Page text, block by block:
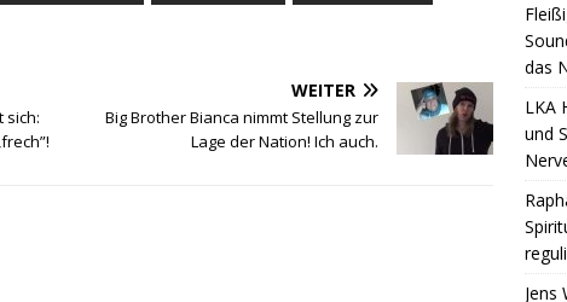
sich:
WEITER
Big Brother Bianca nimmt Stellung zur
Lage der Nation! Ich auch.
das
LKA
und
Jens